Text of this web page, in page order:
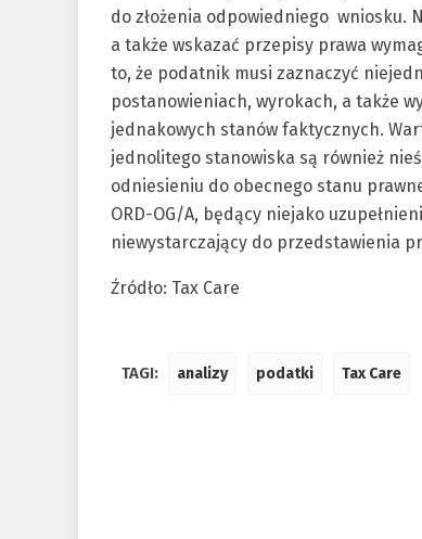
do złożenia odpowiedniego wniosku.
a także wskazać przepisy prawa
to, że podatnik musi zaznaczyć
postanowieniach, wyrokach, a także
jednakowych stanów faktycznych.
jednolitego stanowiska są również
odniesieniu do obecnego stanu
ORD-OG/A, będący niejako
niewystarczający do przedstawienia
Źródło: Tax Care
TAGI: analizy podatki Tax Care